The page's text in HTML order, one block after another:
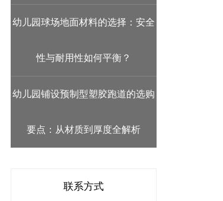
幼儿园球场地面材料的选择：安全
性与耐用性如何平衡？
幼儿园铺设预制型塑胶跑道的选购
要点：从材质到厚度全解析
联系方式